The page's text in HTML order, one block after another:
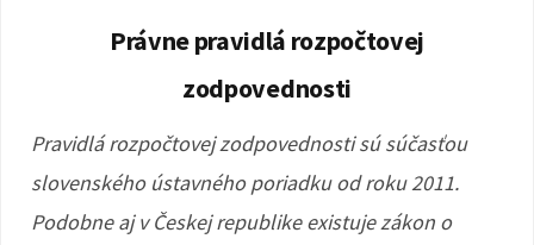
Právne pravidlá rozpočtovej
zodpovednosti
Pravidlá rozpočtovej zodpovednosti sú súčasťou
slovenského ústavného poriadku od roku 2011.
Podobne aj v Českej republike existuje zákon o